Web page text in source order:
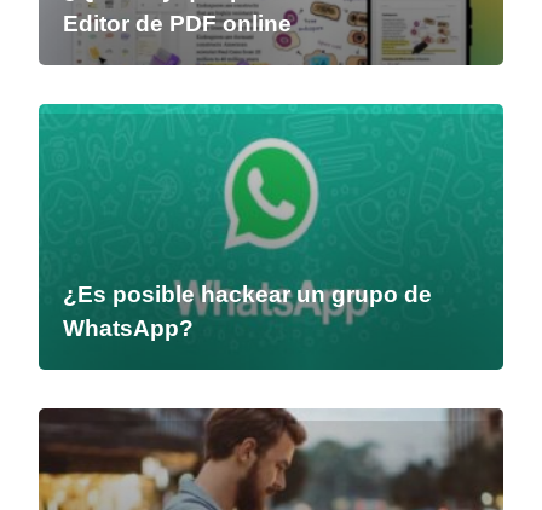
Editor de PDF online
¿Es posible hackear un grupo de
WhatsApp?